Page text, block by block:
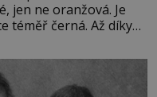
jen ne oranžová. Je
téměř černá. Až díky
představit.